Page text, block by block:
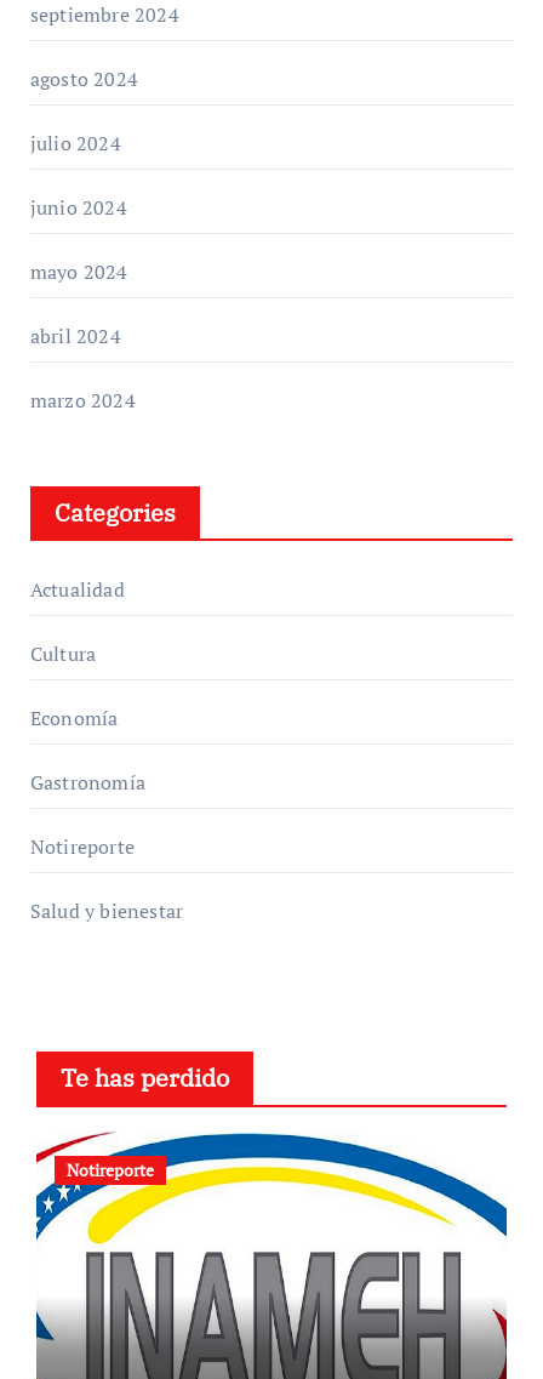
septiembre 2024
agosto 2024
julio 2024
junio 2024
mayo 2024
abril 2024
marzo 2024
Categories
Actualidad
Cultura
Economía
Gastronomía
Notireporte
Salud y bienestar
Te has perdido
Notireporte